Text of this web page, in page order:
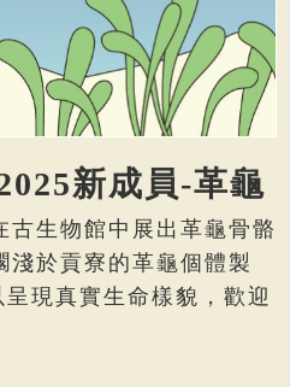
新成員-革龜
古生物館中展出革龜骨骼
淺於貢寮的革龜個體製
現真實生命樣貌，歡迎